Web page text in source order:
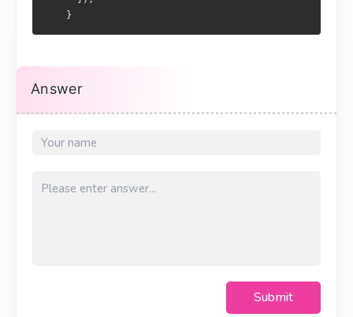
    }
Answer
Submit